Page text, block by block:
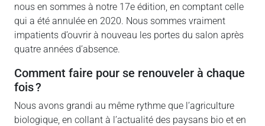
nous en sommes à notre 17e édition, en comptant celle
qui a été annulée en 2020. Nous sommes vraiment
impatients d’ouvrir à nouveau les portes du salon après
quatre années d’absence.
comment faire pour se renouveler à chaque
fois ?
Nous avons grandi au même rythme que l’agriculture
biologique, en collant à l’actualité des paysans bio et en